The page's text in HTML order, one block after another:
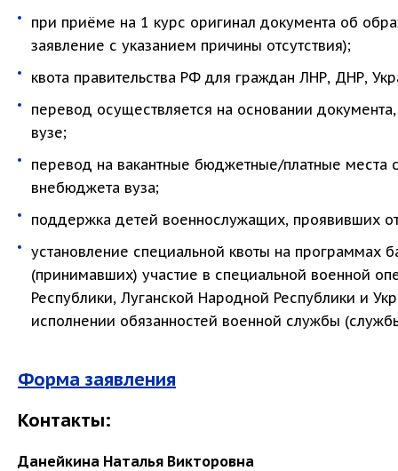
при приёме на 1 курс оригинал документа об
заявление с указанием причины отсутствия);
квота правительства РФ для граждан ЛНР, ДНР,
перевод осуществляется на основании
вузе;
перевод на вакантные бюджетные/платные места
внебюджета вуза;
поддержка детей военнослужащих, проявивших
установление специальной квоты на программах
(принимавших) участие в специальной военной
Республики, Луганской Народной Республики и
исполнении обязанностей военной службы
Форма заявления
Контакты:
Данейкина Наталья Викторовна